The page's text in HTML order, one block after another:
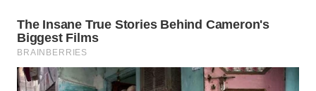
WN
NATUNA
WN